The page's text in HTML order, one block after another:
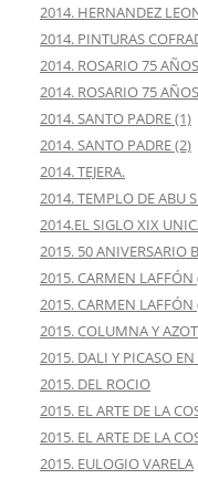
2014. HERNANDEZ
2014. PINTURAS
2014. ROSARIO 75
2014. ROSARIO 75
2014. SANTO PADRE (1)
2014. SANTO PADRE (2)
2014. TEJERA.
2014. TEMPLO DE ABU
2014.EL SIGLO XIX
2015. 50 ANIVERSARIO
2015. CARMEN LAFFÓN
2015. CARMEN LAFFÓN
2015. COLUMNA Y
2015. DALI Y PICASO EN
2015. DEL ROCIO
2015. EL ARTE DE LA
2015. EL ARTE DE LA
2015. EULOGIO VARELA